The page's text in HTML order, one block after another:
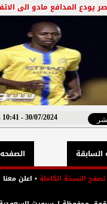
يودع المدافع مادو الى
30/07/2024 - 10:41 م
الصفحه السابقة
تصفح النسخة الكاملة• اعلن معنا